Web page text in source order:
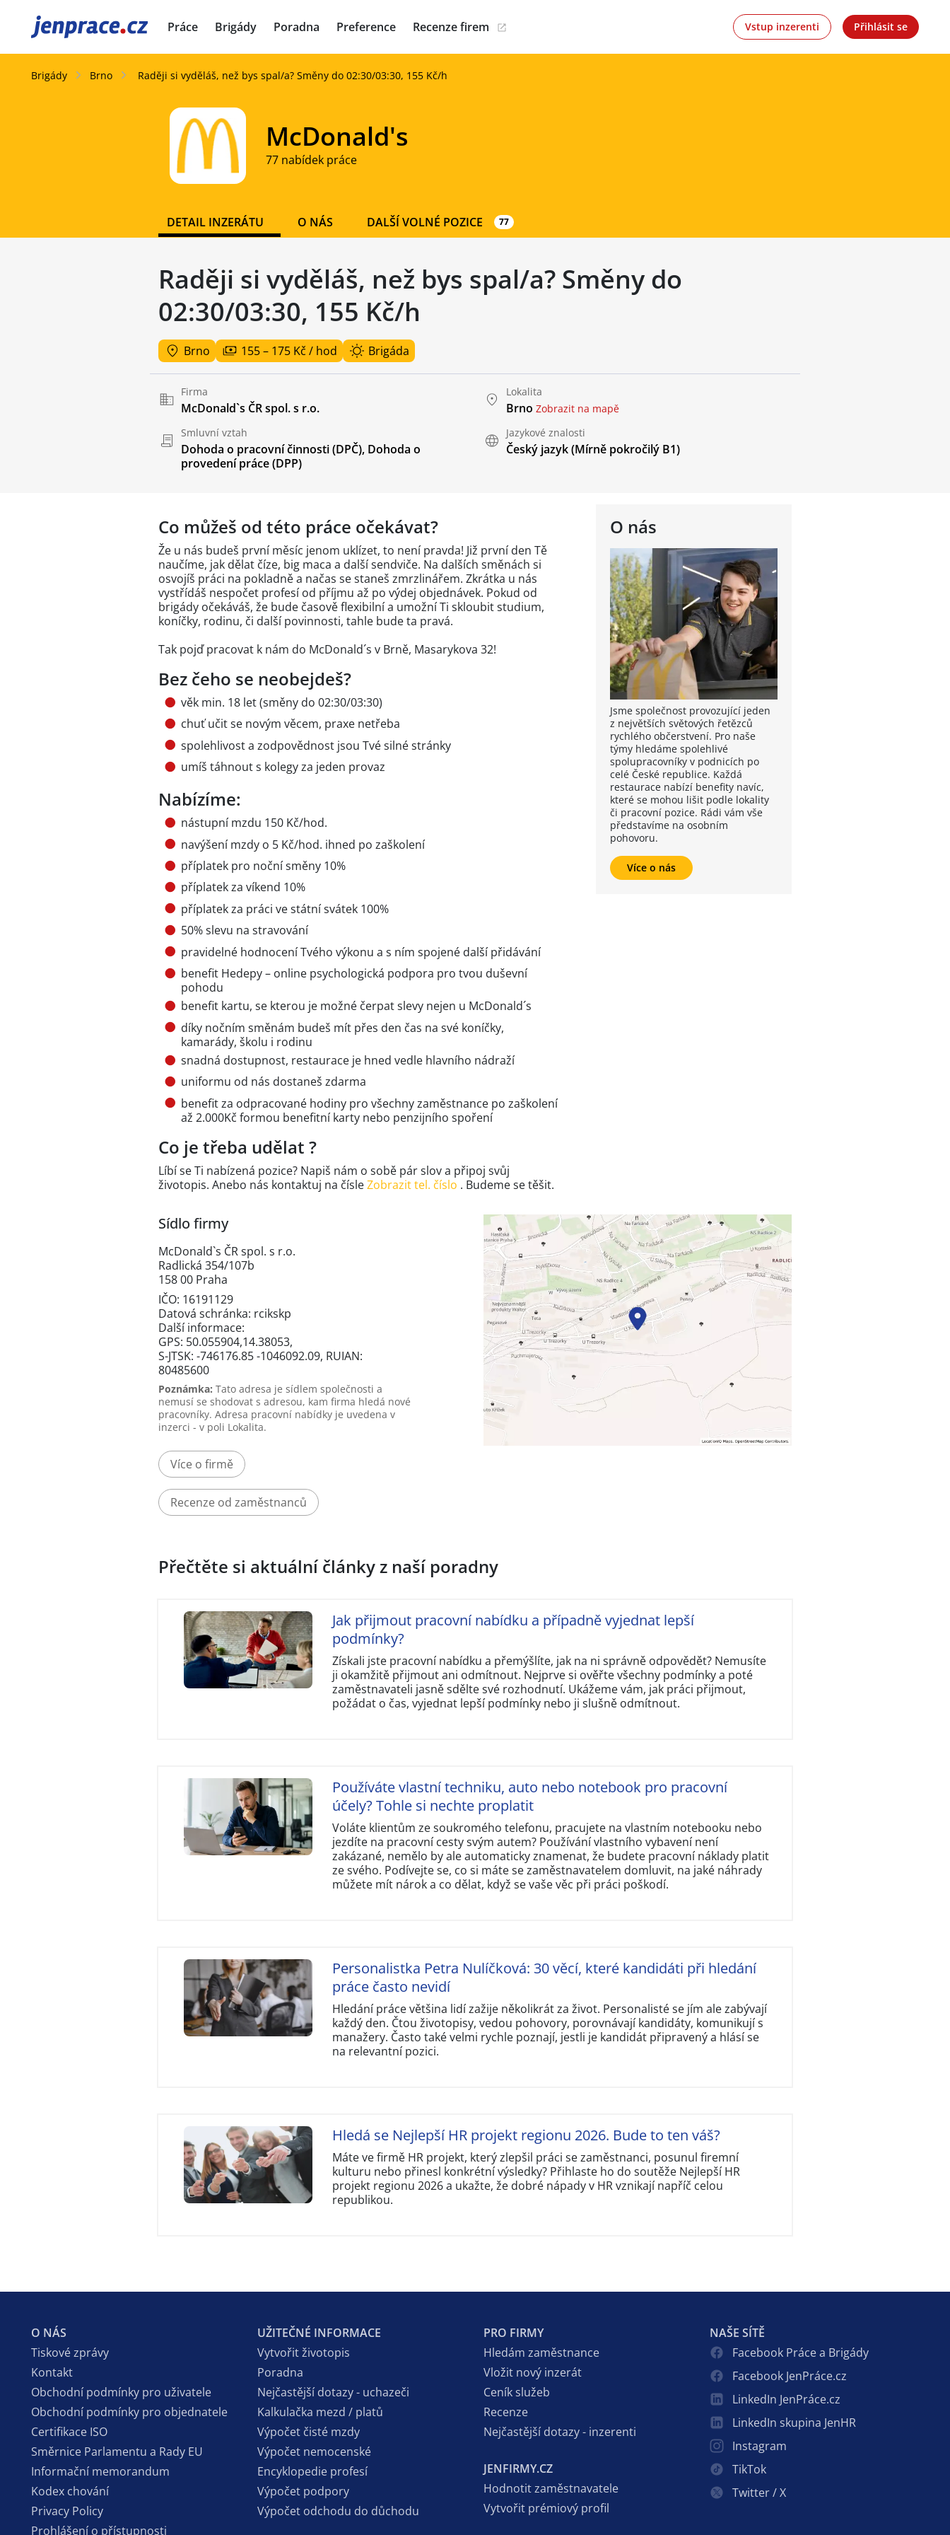
JenPráce.cz Práce Brigády Poradna Preference Recenze firem Vstup inzerenti Přihlásit se
Brigády Brno Raději si vyděláš, než bys spal/a? Směny do 02:30/03:30, 155 Kč/h
McDonald's
77 nabídek práce
DETAIL INZERÁTU O NÁS DALŠÍ VOLNÉ POZICE 77
Raději si vyděláš, než bys spal/a? Směny do
02:30/03:30, 155 Kč/h
Brno 155 – 175 Kč / hod Brigáda
Firma
McDonald`s ČR spol. s r.o.
Lokalita
Brno Zobrazit na mapě
Smluvní vztah
Dohoda o pracovní činnosti (DPČ), Dohoda o
provedení práce (DPP)
Jazykové znalosti
Český jazyk(Mírně pokročilý B1)
O nás
Jsme společnost provozující jeden
z největších světových řetězců
rychlého občerstvení. Pro naše
týmy hledáme spolehlivé
spolupracovníky v podnicích po
celé České republice. Každá
restaurace nabízí benefity navíc,
které se mohou lišit podle lokality
či pracovní pozice. Rádi vám vše
představíme na osobním
pohovoru.
Více o nás
Co můžeš od této práce očekávat?
Že u nás budeš první měsíc jenom uklízet, to není pravda! Již první den Tě
naučíme, jak dělat číze, big maca a další sendviče. Na dalších směnách si
osvojíš práci na pokladně a načas se staneš zmrzlinářem. Zkrátka u nás
vystřídáš nespočet profesí od příjmu až po výdej objednávek. Pokud od
brigády očekáváš, že bude časově flexibilní a umožní Ti skloubit studium,
koníčky, rodinu, či další povinnosti, tahle bude ta pravá.
Tak pojď pracovat k nám do McDonald´s v Brně, Masarykova 32!
Bez čeho se neobejdeš?
věk min. 18 let (směny do 02:30/03:30)
chuť učit se novým věcem, praxe netřeba
spolehlivost a zodpovědnost jsou Tvé silné stránky
umíš táhnout s kolegy za jeden provaz
Nabízíme:
nástupní mzdu 150 Kč/hod.
navýšení mzdy o 5 Kč/hod. ihned po zaškolení
příplatek pro noční směny 10%
příplatek za víkend 10%
příplatek za práci ve státní svátek 100%
50% slevu na stravování
pravidelné hodnocení Tvého výkonu a s ním spojené další přidávání
benefit Hedepy – online psychologická podpora pro tvou duševní
pohodu
benefit kartu, se kterou je možné čerpat slevy nejen u McDonald´s
díky nočním směnám budeš mít přes den čas na své koníčky,
kamarády, školu i rodinu
snadná dostupnost, restaurace je hned vedle hlavního nádraží
uniformu od nás dostaneš zdarma
benefit za odpracované hodiny pro všechny zaměstnance po zaškolení
až 2.000Kč formou benefitní karty nebo penzijního spoření
Co je třeba udělat ?
Líbí se Ti nabízená pozice? Napiš nám o sobě pár slov a připoj svůj
životopis. Anebo nás kontaktuj na čísleZobrazit tel. číslo . Budeme se těšit.
Sídlo firmy
McDonald`s ČR spol. s r.o.
Radlická 354/107b
158 00 Praha
IČO: 16191129
Datová schránka: rcikskp
Další informace:
GPS: 50.055904,14.38053,
S-JTSK: -746176.85 -1046092.09, RUIAN:
80485600
Poznámka: Tato adresa je sídlem společnosti a
nemusí se shodovat s adresou, kam firma hledá nové
pracovníky. Adresa pracovní nabídky je uvedena v
inzerci - v poli Lokalita.
Více o firmě
Recenze od zaměstnanců
Přečtěte si aktuální články z naší poradny
Jak přijmout pracovní nabídku a případně vyjednat lepší
podmínky?
Získali jste pracovní nabídku a přemýšlíte, jak na ni správně odpovědět? Nemusíte
ji okamžitě přijmout ani odmítnout. Nejprve si ověřte všechny podmínky a poté
zaměstnavateli jasně sdělte své rozhodnutí. Ukážeme vám, jak práci přijmout,
požádat o čas, vyjednat lepší podmínky nebo ji slušně odmítnout.
Používáte vlastní techniku, auto nebo notebook pro pracovní
účely? Tohle si nechte proplatit
Voláte klientům ze soukromého telefonu, pracujete na vlastním notebooku nebo
jezdíte na pracovní cesty svým autem? Používání vlastního vybavení není
zakázané, nemělo by ale automaticky znamenat, že budete pracovní náklady platit
ze svého. Podívejte se, co si máte se zaměstnavatelem domluvit, na jaké náhrady
můžete mít nárok a co dělat, když se vaše věc při práci poškodí.
Personalistka Petra Nulíčková: 30 věcí, které kandidáti při hledání
práce často nevidí
Hledání práce většina lidí zažije několikrát za život. Personalisté se jím ale zabývají
každý den. Čtou životopisy, vedou pohovory, porovnávají kandidáty, komunikují s
manažery. Často také velmi rychle poznají, jestli je kandidát připravený a hlásí se
na relevantní pozici.
Hledá se Nejlepší HR projekt regionu 2026. Bude to ten váš?
Máte ve firmě HR projekt, který zlepšil práci se zaměstnanci, posunul firemní
kulturu nebo přinesl konkrétní výsledky? Přihlaste ho do soutěže Nejlepší HR
projekt regionu 2026 a ukažte, že dobré nápady v HR vznikají napříč celou
republikou.
O NÁS
Tiskové zprávy
Kontakt
Obchodní podmínky pro uživatele
Obchodní podmínky pro objednatele
Certifikace ISO
Směrnice Parlamentu a Rady EU
Informační memorandum
Kodex chování
Privacy Policy
Prohlášení o přístupnosti
UŽITEČNÉ INFORMACE
Vytvořit životopis
Poradna
Nejčastější dotazy - uchazeči
Kalkulačka mezd / platů
Výpočet čisté mzdy
Výpočet nemocenské
Encyklopedie profesí
Výpočet podpory
Výpočet odchodu do důchodu
PRO FIRMY
Hledám zaměstnance
Vložit nový inzerát
Ceník služeb
Recenze
Nejčastější dotazy - inzerenti
JENFIRMY.CZ
Hodnotit zaměstnavatele
Vytvořit prémiový profil
NAŠE SÍTĚ
Facebook Práce a Brigády
Facebook JenPráce.cz
LinkedIn JenPráce.cz
LinkedIn skupina JenHR
Instagram
TikTok
Twitter / X